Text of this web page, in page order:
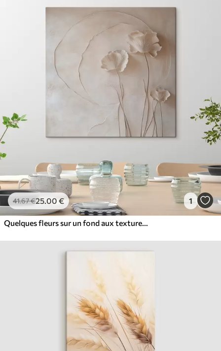
41.67€25.00 € 1
Quelques fleurs sur un fond aux textures légères